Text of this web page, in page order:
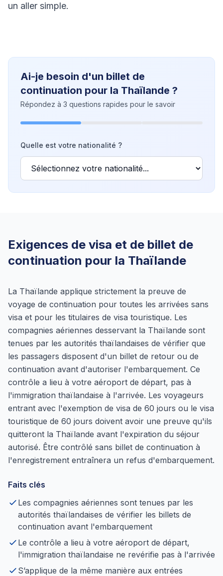
un aller simple.
Ai-je besoin d'un billet de
continuation pour la Thaïlande ?
Répondez à 3 questions rapides pour le savoir
Quelle est votre nationalité ?
Exigences de visa et de billet de
continuation pour la Thaïlande
La Thaïlande applique strictement la preuve de
voyage de continuation pour toutes les arrivées sans
visa et pour les titulaires de visa touristique. Les
compagnies aériennes desservant la Thaïlande sont
tenues par les autorités thaïlandaises de vérifier que
les passagers disposent d'un billet de retour ou de
continuation avant d'autoriser l'embarquement. Ce
contrôle a lieu à votre aéroport de départ, pas à
l'immigration thaïlandaise à l'arrivée. Les voyageurs
entrant avec l'exemption de visa de 60 jours ou le visa
touristique de 60 jours doivent avoir une preuve qu'ils
quitteront la Thaïlande avant l'expiration du séjour
autorisé. Être contrôlé sans billet de continuation à
l'enregistrement entraînera un refus d'embarquement.
Faits clés
Les compagnies aériennes sont tenues par les
autorités thaïlandaises de vérifier les billets de
continuation avant l'embarquement
Le contrôle a lieu à votre aéroport de départ,
l'immigration thaïlandaise ne revérifie pas à l'arrivée
S’applique de la même manière aux entrées